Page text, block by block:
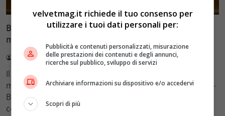
Blasi vs Totti: il giudice riduce l’assegno di
mantenimento a 10.900 euro
Redazione VelvetMAG 4 Agosto 2026
Il Tribunale di Roma ha fissato l'assegno di
mantenimento figli a 10.900 euro mensili nel caso Totti-
Blasi, respingendo la richiesta di 20mila euro della
conduttrice.
velvetmag.it richiede il tuo consenso per
utilizzare i tuoi dati personali per:
Pubblicità e contenuti personalizzati, misurazione
delle prestazioni dei contenuti e degli annunci,
ricerche sul pubblico, sviluppo di servizi
Archiviare informazioni su dispositivo e/o accedervi
Scopri di più